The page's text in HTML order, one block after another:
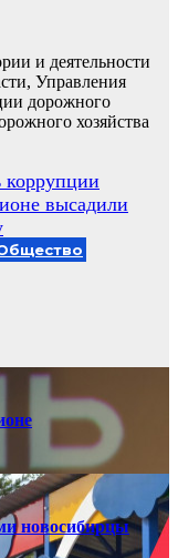
и деятельности
Управления
дорожного
хозяйства
коррупции
высадили
новосибирцы